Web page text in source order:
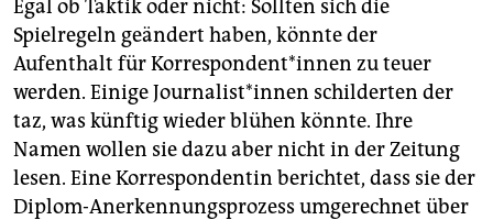
Egal ob Taktik oder nicht: Sollten sich die
Spielregeln geändert haben, könnte der
Aufenthalt für Korrespondent*innen zu teuer
werden. Einige Journalist*innen schilderten der
taz, was künftig wieder blühen könnte. Ihre
Namen wollen sie dazu aber nicht in der Zeitung
lesen. Eine Korrespondentin berichtet, dass sie der
Diplom-Anerkennungsprozess umgerechnet über